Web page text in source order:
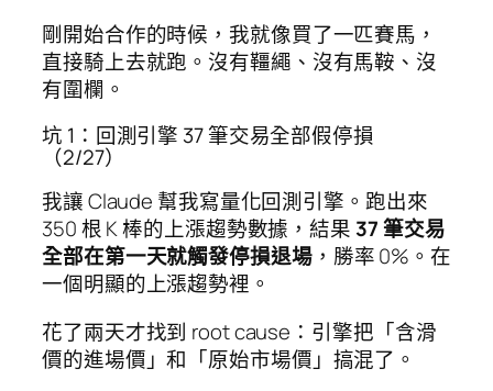
剛開始合作的時候，我就像買了一匹賽馬，
直接騎上去就跑。沒有韁繩、沒有馬鞍、沒
有圍欄。
坑 1：回測引擎 37 筆交易全部假停損
（2/27）
我讓 Claude 幫我寫量化回測引擎。跑出來
350 根 K 棒的上漲趨勢數據，結果 37 筆交易
全部在第一天就觸發停損退場，勝率 0%。在
一個明顯的上漲趨勢裡。
花了兩天才找到 root cause：引擎把「含滑
價的進場價」和「原始市場價」搞混了。